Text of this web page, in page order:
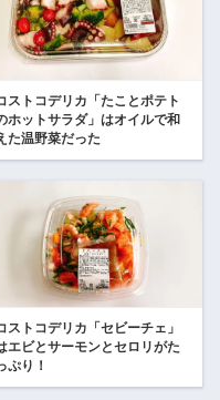
ストコデリカ「たことポテト
ホットサラダ」はオイルで和
た温野菜だった
ストコデリカ「セビーチェ」
エビとサーモンとセロリがた
ぷり！